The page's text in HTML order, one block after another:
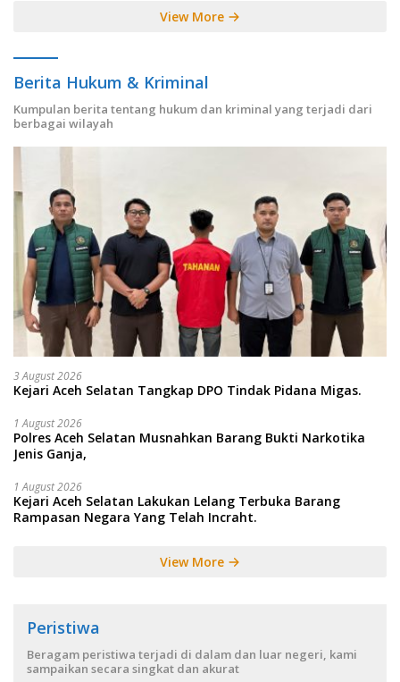
View More
Berita Hukum & Kriminal
Kumpulan berita tentang hukum dan kriminal yang terjadi dari
berbagai wilayah
3 August 2026
Kejari Aceh Selatan Tangkap DPO Tindak Pidana Migas.
1 August 2026
Polres Aceh Selatan Musnahkan Barang Bukti Narkotika
Jenis Ganja,
1 August 2026
Kejari Aceh Selatan Lakukan Lelang Terbuka Barang
Rampasan Negara Yang Telah Incraht.
View More
Peristiwa
Beragam peristiwa terjadi di dalam dan luar negeri, kami
sampaikan secara singkat dan akurat